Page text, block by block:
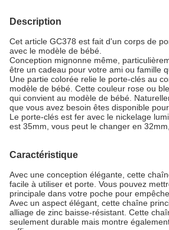
Description
Cet article GC378 est fait d'un corps de
avec le modèle de bébé.
Conception mignonne même,
être un cadeau pour votre ami ou famille
Une partie colorée relie le porte-clés au
modèle de bébé. Cette couleur rose ou
qui convient au modèle de bébé.
que vous avez besoin êtes disponible pour
Le porte-clés est fer avec le nickelage
est 35mm, vous peut le changer en
Caractéristique
Avec une conception élégante, cette
facile à utiliser et porte. Vous pouvez
principale dans votre poche pour
Avec un aspect élégant, cette chaîne
alliage de zinc baisse-résistant. Cette
seulement durable mais montre